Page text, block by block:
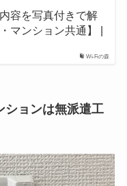
Wi-Fiの森
容を写真付きで解
マンション共通】 |
ションは無派遣工